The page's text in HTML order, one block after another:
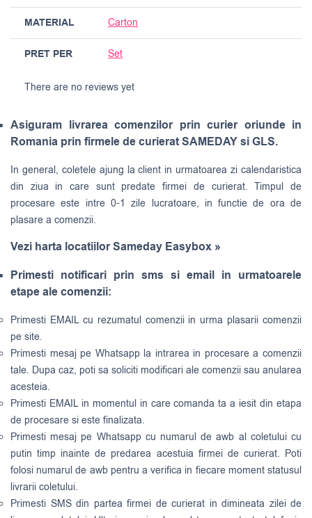
MATERIAL Carton
PRET PER Set
There are no reviews yet
Asiguram livrarea comenzilor prin curier oriunde in
Romania prin firmele de curierat SAMEDAY si GLS.
In general, coletele ajung la client in urmatoarea zi calendaristica
din ziua in care sunt predate firmei de curierat. Timpul de
procesare este intre 0-1 zile lucratoare, in functie de ora de
plasare a comenzii.
Vezi harta locatiilor Sameday Easybox »
Primesti notificari prin sms si email in urmatoarele
etape ale comenzii:
Primesti EMAIL cu rezumatul comenzii in urma plasarii comenzii
pe site.
Primesti mesaj pe Whatsapp la intrarea in procesare a comenzii
tale. Dupa caz, poti sa soliciti modificari ale comenzii sau anularea
acesteia.
Primesti EMAIL in momentul in care comanda ta a iesit din etapa
de procesare si este finalizata.
Primesti mesaj pe Whatsapp cu numarul de awb al coletului cu
putin timp inainte de predarea acestuia firmei de curierat. Poti
folosi numarul de awb pentru a verifica in fiecare moment statusul
livrarii coletului.
Primesti SMS din partea firmei de curierat in dimineata zilei de